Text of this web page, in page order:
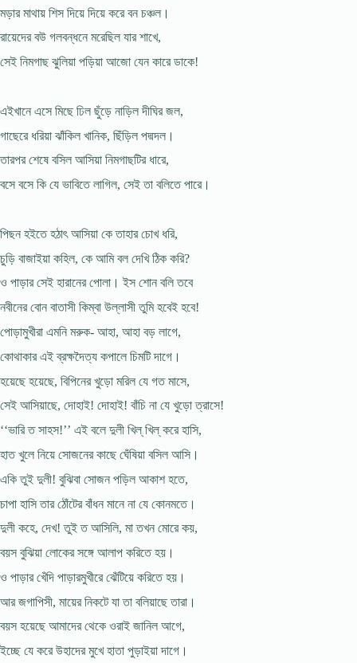
মড়ার মাথায় শিস দিয়ে দিয়ে করে বন চঞ্চল।
রায়েদের বউ গলবন্ধনে মরেছিল যার শাখে,
সেই নিমগাছ ঝুলিয়া পড়িয়া আজো যেন কারে ডাকে!
এইখানে এসে মিছে ঢিল ছুঁড়ে নাড়িল দীঘির জল,
গাছেরে ধরিয়া ঝাঁকিল খানিক, ছিঁড়িল পদ্মদল।
তারপর শেষে বসিল আসিয়া নিমগাছটির ধারে,
বসে বসে কি যে ভাবিতে লাগিল, সেই তা বলিতে পারে।
পিছন হইতে হঠাৎ আসিয়া কে তাহার চোখ ধরি,
চুড়ি বাজাইয়া কহিল, কে আমি বল দেখি ঠিক করি?
ও পাড়ার সেই হারানের পোলা। ইস শোন বলি তবে
নবীনের বোন বাতাসী কিম্বা উল্লাসী তুমি হবেই হবে!
পোড়ামুখীরা এমনি মরুক- আহা, আহা বড় লাগে,
কোথাকার এই ব্রক্ষদৈত্য কপালে চিমটি দাগে।
হয়েছে হয়েছে, বিপিনের খুড়ো মরিল যে গত মাসে,
সেই আসিয়াছে, দোহাই! দোহাই! বাঁচি না যে খুড়ো ত্রাসে!
‘‘ভারি ত সাহস!’’ এই বলে দুলী খিল্ খিল্ করে হাসি,
হাত খুলে নিয়ে সোজনের কাছে ঘেঁষিয়া বসিল আসি।
একি তুই দুলী! বুঝিবা সোজন পড়িল আকাশ হতে,
চাপা হাসি তার ঠোঁটের বাঁধন মানে না যে কোনমতে।
দুলী কহে, দেখ! তুই ত আসিলি, মা তখন মোরে কয়,
বয়স বুঝিয়া লোকের সঙ্গে আলাপ করিতে হয়।
ও পাড়ার খেঁদি পাড়ারমুখীরে ঝেঁটিয়ে করিতে হয়।
আর জগাপিসী, মায়ের নিকটে যা তা বলিয়াছে তারা।
বয়স হয়েছে আমাদের থেকে ওরাই জানিল আগে,
ইচ্ছে যে করে উহাদের মুখে হাতা পুড়াইয়া দাগে।